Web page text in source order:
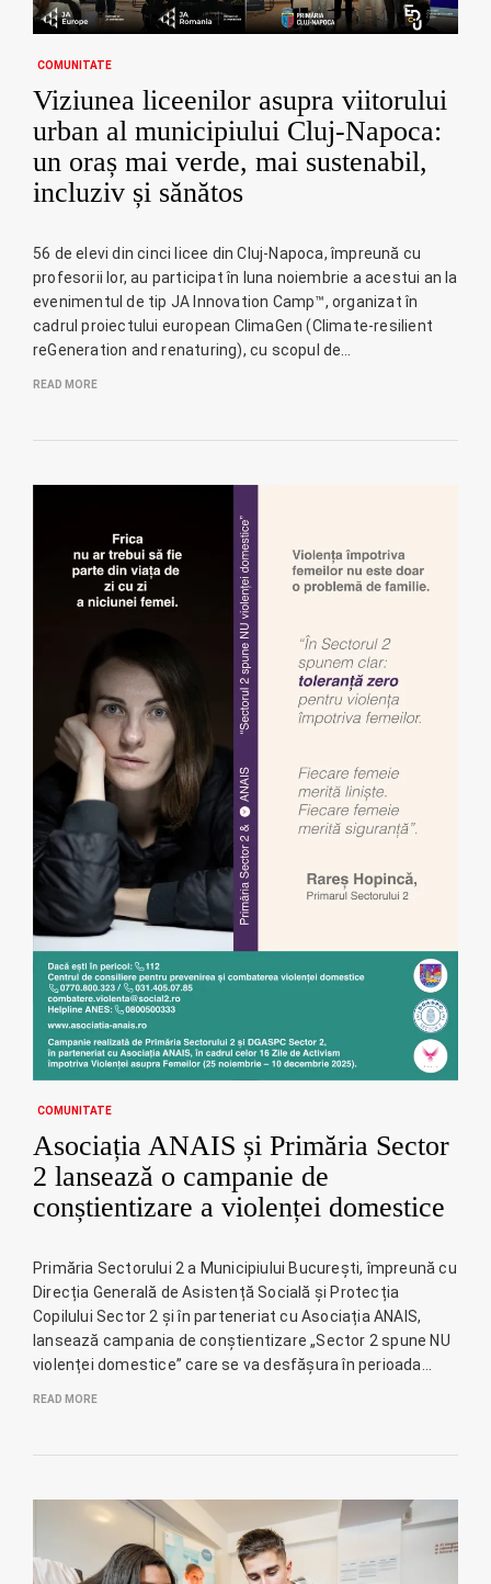
COMUNITATE
Viziunea liceenilor asupra viitorului
urban al municipiului Cluj-Napoca:
un oraș mai verde, mai sustenabil,
incluziv și sănătos
56 de elevi din cinci licee din Cluj-Napoca, împreună cu
profesorii lor, au participat în luna noiembrie a acestui an la
evenimentul de tip JA Innovation Camp™, organizat în
cadrul proiectului european ClimaGen (Climate-resilient
reGeneration and renaturing), cu scopul de…
READ MORE
COMUNITATE
Asociația ANAIS și Primăria Sector
2 lansează o campanie de
conștientizare a violenței domestice
Primăria Sectorului 2 a Municipiului București, împreună cu
Direcția Generală de Asistență Socială și Protecția
Copilului Sector 2 și în parteneriat cu Asociația ANAIS,
lansează campania de conștientizare „Sector 2 spune NU
violenței domestice” care se va desfășura în perioada…
READ MORE